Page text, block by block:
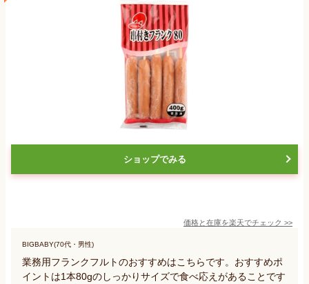
ショップでみる
価格と在庫を楽天でチェック >>
BIGBABY(70代・男性)
業務用フランクフルトのおすすめはこちらです。おすすめポ
イントは1本80gのしっかりサイズで食べ応えがあることです